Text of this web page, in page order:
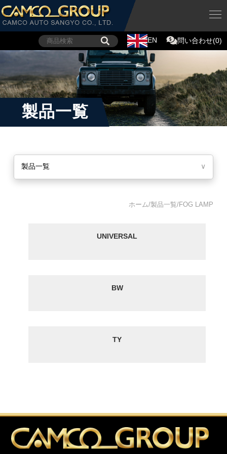
EN 問い合わせ(0)
製品一覧
製品一覧 ∨
ホーム/製品一覧/FOG LAMP
UNIVERSAL
BW
TY